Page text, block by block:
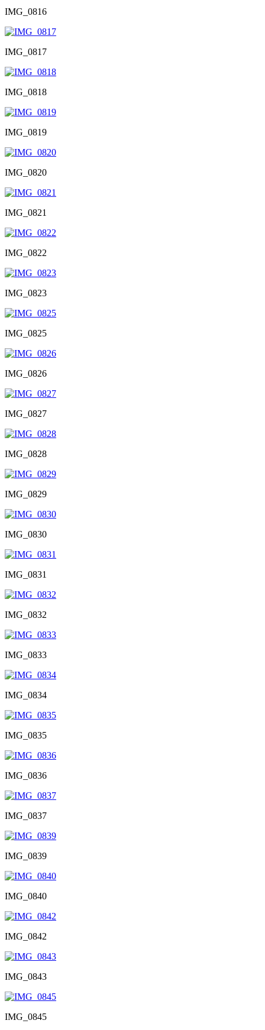
IMG_0816
IMG_0817
IMG_0818
IMG_0819
IMG_0820
IMG_0821
IMG_0822
IMG_0823
IMG_0825
IMG_0826
IMG_0827
IMG_0828
IMG_0829
IMG_0830
IMG_0831
IMG_0832
IMG_0833
IMG_0834
IMG_0835
IMG_0836
IMG_0837
IMG_0839
IMG_0840
IMG_0842
IMG_0843
IMG_0845